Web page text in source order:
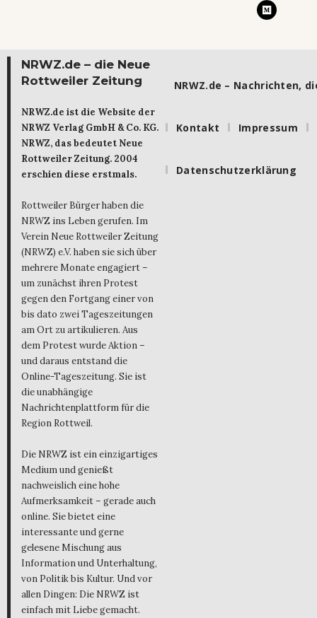
NRWZ.de – die Neue
Rottweiler Zeitung
NRWZ.de ist die Website der
NRWZ Verlag GmbH & Co. KG.
NRWZ, das bedeutet Neue
Rottweiler Zeitung. 2004
erschien diese erstmals.
Rottweiler Bürger haben die
NRWZ ins Leben gerufen. Im
Verein Neue Rottweiler Zeitung
(NRWZ) e.V. haben sie sich über
mehrere Monate engagiert –
um zunächst ihren Protest
gegen den Fortgang einer von
bis dato zwei Tageszeitungen
am Ort zu artikulieren. Aus
dem Protest wurde Aktion –
und daraus entstand die
Online-Tageszeitung. Sie ist
die unabhängige
Nachrichtenplattform für die
Region Rottweil.
Die NRWZ ist ein einzigartiges
Medium und genießt
nachweislich eine hohe
Aufmerksamkeit – gerade auch
online. Sie bietet eine
interessante und gerne
gelesene Mischung aus
Information und Unterhaltung,
von Politik bis Kultur. Und vor
allen Dingen: Die NRWZ ist
einfach mit Liebe gemacht.
NRWZ.de – Nachrichten,
Kontakt Impressum
Datenschutzerklärung